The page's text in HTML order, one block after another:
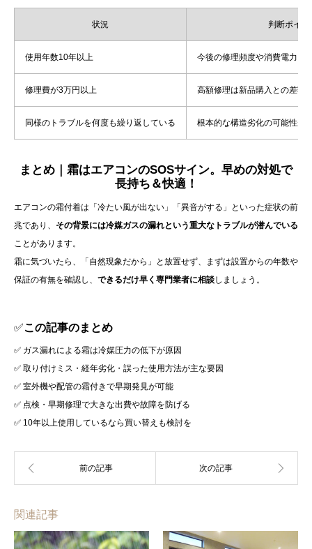
状況 判断ポイン
使用年数10年以上 今後の修理頻度や消費電力を
修理費が3万円以上 高額修理は新品購入との差額
同様のトラブルを何度も繰り返している 根本的な構造劣化の可能性が
まとめ｜霜はエアコンのSOSサイン。早めの対処で
長持ち＆快適！
エアコンの霜付着は「冷たい風が出ない」「異音がする」といった症状の前
兆であり、 その背景には冷媒ガスの漏れという重大なトラブルが潜んでいる
ことがあります。
霜に気づいたら、「自然現象だから」と放置せず、まずは設置からの年数や
保証の有無を確認し、 できるだけ早く専門業者に相談しましょう。
✅この記事のまとめ
✅ ガス漏れによる霜は冷媒圧力の低下が原因
✅ 取り付けミス・経年劣化・誤った使用方法が主な要因
✅ 室外機や配管の霜付きで早期発見が可能
✅ 点検・早期修理で大きな出費や故障を防げる
✅ 10年以上使用しているなら買い替えも検討を
関連記事